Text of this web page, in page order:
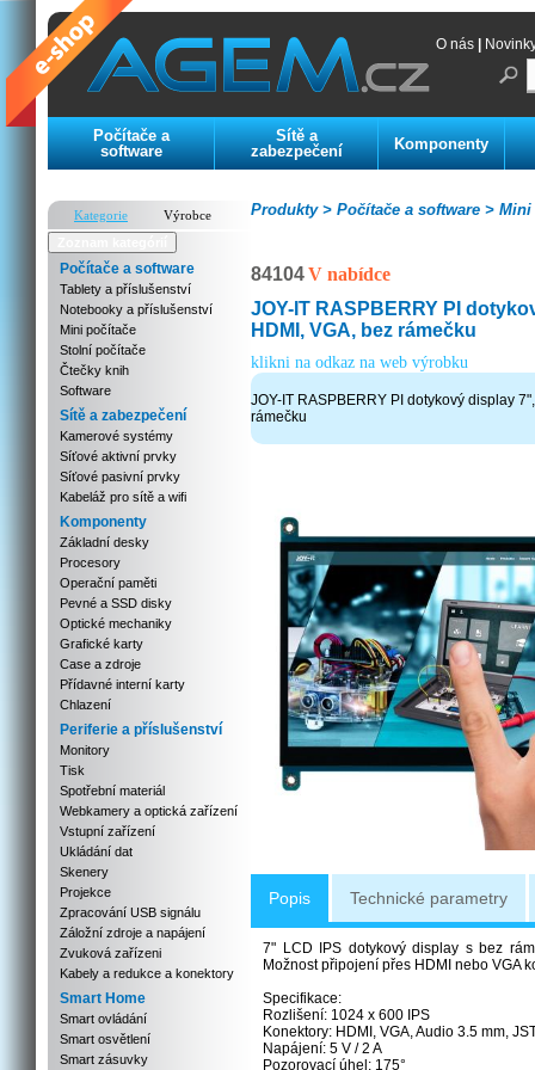
O nás
Počítače a
software
Sítě a
zabezpečení
Komponenty
Kategorie
Výrobce
Počítače a software
Tablety a příslušenství
Notebooky a příslušenství
Mini počítače
Stolní počítače
Čtečky knih
Software
Sítě a zabezpečení
Kamerové systémy
Síťové aktivní prvky
Síťové pasivní prvky
Kabeláž pro sítě a wifi
Komponenty
Základní desky
Procesory
Operační paměti
Pevné a SSD disky
Optické mechaniky
Grafické karty
Case a zdroje
Přídavné interní karty
Chlazení
Periferie a příslušenství
Monitory
Tisk
Spotřební materiál
Webkamery a optická zařízení
Vstupní zařízení
Ukládání dat
Skenery
Projekce
Zpracování USB signálu
Záložní zdroje a napájení
Zvuková zařízeni
Kabely a redukce a konektory
Smart Home
Smart ovládání
Smart osvětlení
Smart zásuvky
Mini
Počítače a software >
Produkty >
84104V nabídce
JOY-IT RASPBERRY PI
HDMI, VGA, bez rámečku
klikni na odkaz na web výrobku
JOY-IT RASPBERRY PI dotykový display
rámečku
Popis Technické parametry
7" LCD IPS dotykový display s bez
Možnost připojení přes HDMI nebo VGA
Specifikace:
Rozlišení: 1024 x 600 IPS
Konektory: HDMI, VGA, Audio 3.5 mm,
Napájení: 5 V / 2 A
Pozorovací úhel: 175°